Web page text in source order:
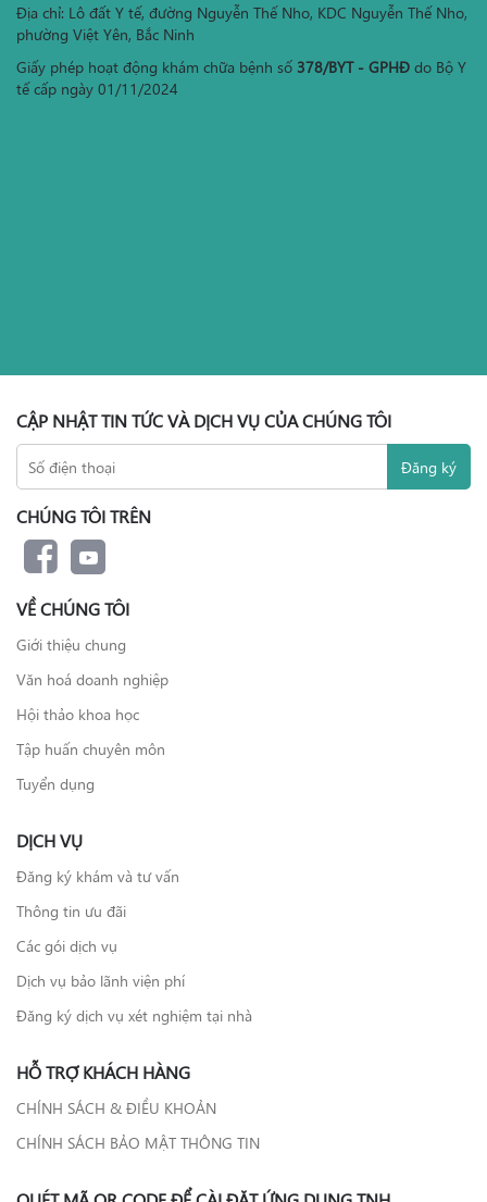
Địa chỉ: Lô đất Y tế, đường Nguyễn Thế Nho, KDC Nguyễn Thế Nho,
phường Việt Yên, Bắc Ninh
Giấy phép hoạt động khám chữa bệnh số 378/BYT - GPHĐ do Bộ Y
tế cấp ngày 01/11/2024
CẬP NHẬT TIN TỨC VÀ DỊCH VỤ CỦA CHÚNG TÔI
CHÚNG TÔI TRÊN
VỀ CHÚNG TÔI
Giới thiệu chung
Văn hoá doanh nghiệp
Hội thảo khoa học
Tập huấn chuyên môn
Tuyển dụng
DỊCH VỤ
Đăng ký khám và tư vấn
Thông tin ưu đãi
Các gói dịch vụ
Dịch vụ bảo lãnh viện phí
Đăng ký dịch vụ xét nghiệm tại nhà
HỖ TRỢ KHÁCH HÀNG
CHÍNH SÁCH & ĐIỀU KHOẢN
CHÍNH SÁCH BẢO MẬT THÔNG TIN